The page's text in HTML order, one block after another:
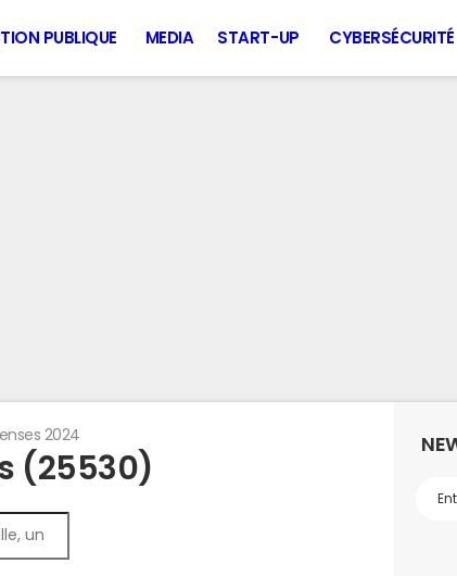
PUBLIQUE MEDIA START-UP CYBERSÉCURITÉ
2024
(25530)